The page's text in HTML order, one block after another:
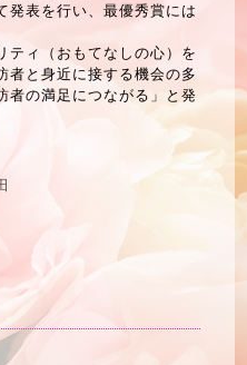
発表を行い、最優秀賞には
ティ（おもてなしの心）を
者と身近に接する機会の多
者の満足につながる」と発